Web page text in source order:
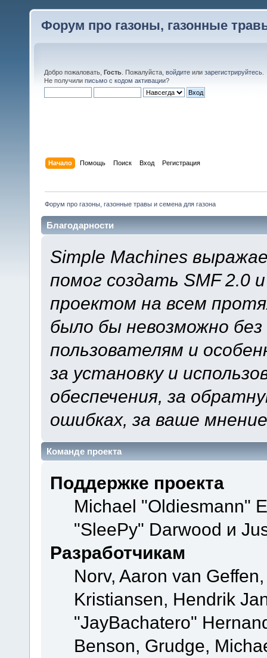
Форум про газоны, газонные
Добро пожаловать, Гость . Пожалуйста, войдите или зарегистрируйтесь
Не получили письмо с кодом активации?
Начало Помощь Поиск Вход Регистрация
Форум про газоны, газонные травы и семена для газона
Благодарности
Simple Machines
помог создать SMF 2.0
проектом на всем
было бы невозможно
пользователям и
за установку и
обеспечения, за
ошибках, за ваше
Команде проекта
Поддержке проекта
Michael "Oldiesmann"
"SleePy" Darwood и
Разработчикам
Norv, Aaron van
Kristiansen, Hendrik
"JayBachatero"
Benson, Grudge,